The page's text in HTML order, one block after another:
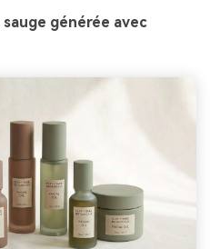
sauge générée avec